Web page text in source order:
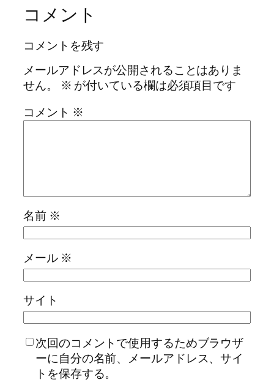
コメント
コメントを残す
メールアドレスが公開されることはありま
せん。
※ が付いている欄は必須項目です
コメント ※
名前 ※
メール ※
サイト
次回のコメントで使用するためブラウザ
ーに自分の名前、メールアドレス、サイ
トを保存する。